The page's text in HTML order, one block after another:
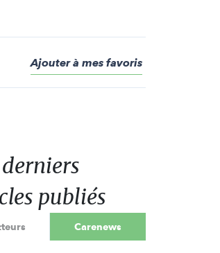
Ajouter à mes favoris
publiés
Carenews